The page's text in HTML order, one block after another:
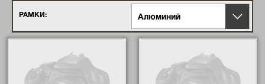
РАМКИ: Алюминий